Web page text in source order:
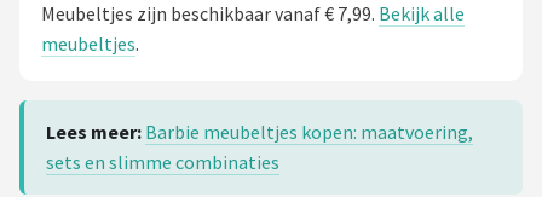
Meubeltjes zijn beschikbaar vanaf € 7,99. Bekijk alle
meubeltjes.
Lees meer: Barbie meubeltjes kopen: maatvoering,
sets en slimme combinaties